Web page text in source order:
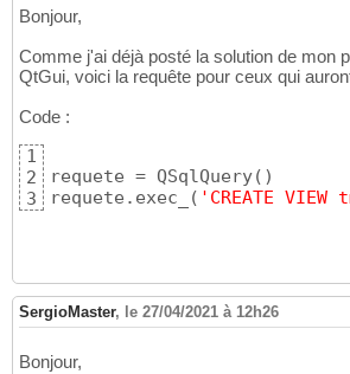
Bonjour,
Comme j'ai déjà posté la solution de mon
QtGui, voici la requête pour ceux qui
Code :
1
2
3
requete = QSqlQuery( )
requete.exec_
( 'CREATE
SergioMaster, le 27/04/2021 à 12h26
Bonjour,